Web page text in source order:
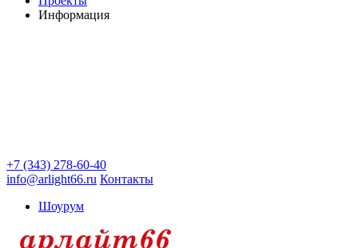
Информация
+7 (343) 278-60-40
info@arlight66.ru Контакты
Шоурум